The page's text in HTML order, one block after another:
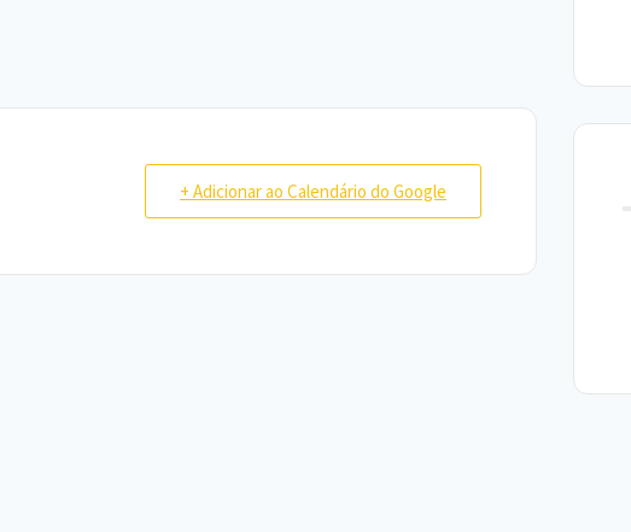
+ Adicionar ao Calendário do Google